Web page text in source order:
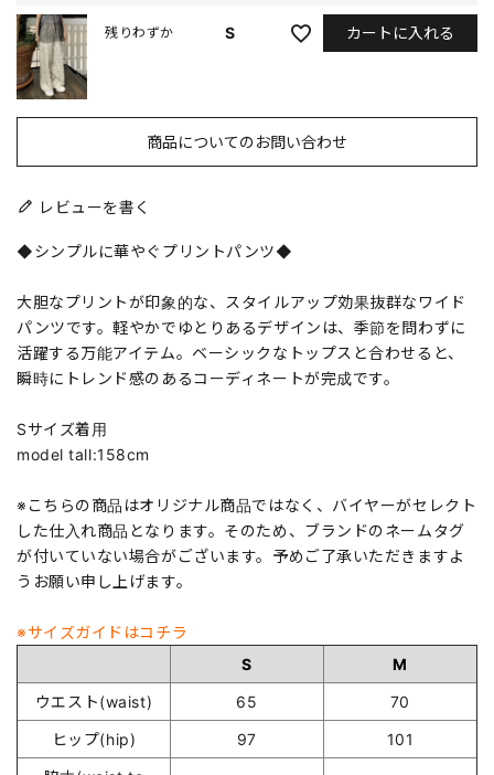
S
残りわずか カートに入れる
商品についてのお問い合わせ
レビューを書く
◆シンプルに華やぐプリントパンツ◆
大胆なプリントが印象的な、スタイルアップ効果抜群なワイド
パンツです。軽やかでゆとりあるデザインは、季節を問わずに
活躍する万能アイテム。ベーシックなトップスと合わせると、
瞬時にトレンド感のあるコーディネートが完成です。
Sサイズ着用
model tall:158cm
※こちらの商品はオリジナル商品ではなく、バイヤーがセレクト
した仕入れ商品となります。そのため、ブランドのネームタグ
が付いていない場合がございます。予めご了承いただきますよ
うお願い申し上げます。
※サイズガイドはコチラ
S
M
ウエスト(waist)
65
70
ヒップ(hip)
97
101